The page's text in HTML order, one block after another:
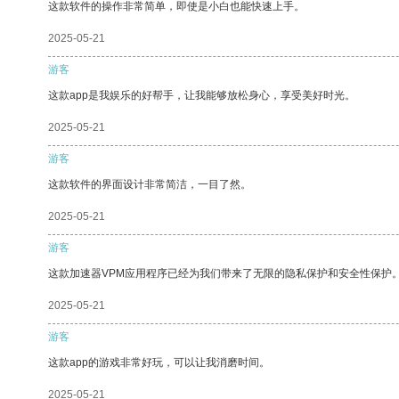
这款软件的操作非常简单，即使是小白也能快速上手。
2025-05-21
游客
这款app是我娱乐的好帮手，让我能够放松身心，享受美好时光。
2025-05-21
游客
这款软件的界面设计非常简洁，一目了然。
2025-05-21
游客
这款加速器VPM应用程序已经为我们带来了无限的隐私保护和安全性保护
2025-05-21
游客
这款app的游戏非常好玩，可以让我消磨时间。
2025-05-21